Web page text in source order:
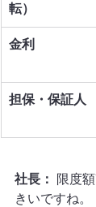
転）
金利
担保・保証人
社長： 限度
きいですね。